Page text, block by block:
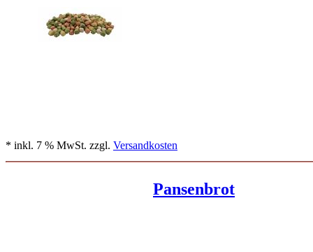
* inkl. 7 % MwSt. zzgl. Versandkosten
Pansenbrot